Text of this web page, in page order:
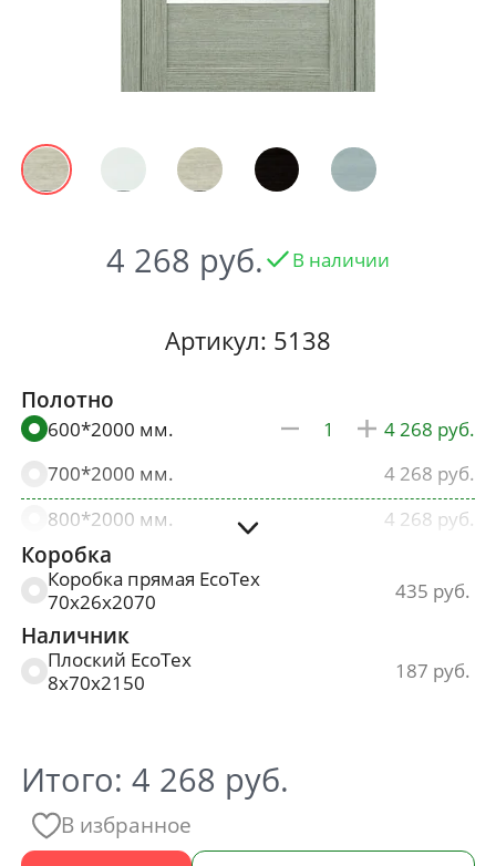
4 268 В наличии
Артикул: 5138
Полотно
600*2000 мм.
4 268
700*2000 мм.
4 268
800*2000 мм.
4 268
900*2000 мм.
Коробка
Коробка прямая EcoTex
70х26х2070
435
Наличник
Плоский ЕсоТех
8х70х2150
187
Итого: 4 268 руб.
В избранное